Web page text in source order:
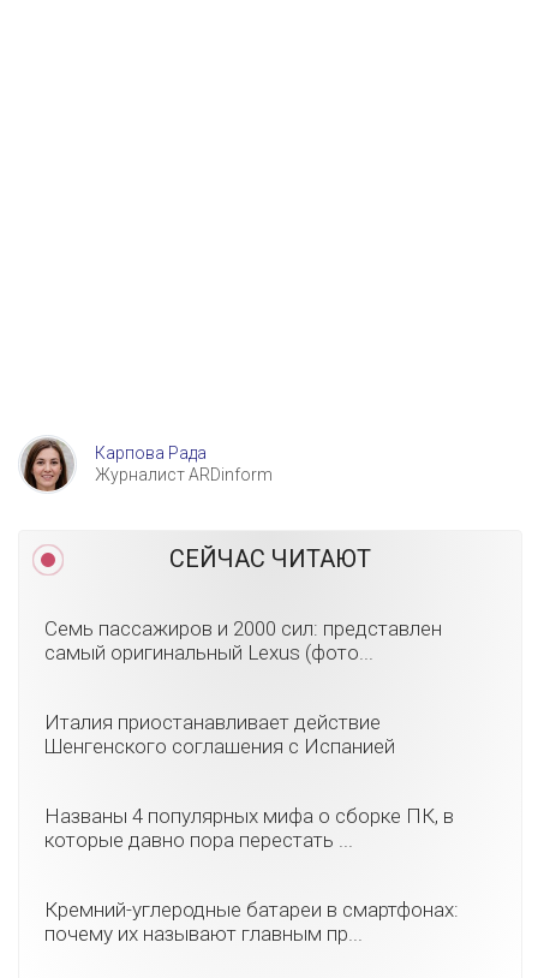
Карпова Рада
Журналист ARDinform
СЕЙЧАС ЧИТАЮТ
Семь пассажиров и 2000 сил: представлен
самый оригинальный Lexus (фото...
Италия приостанавливает действие
Шенгенского соглашения с Испанией
Названы 4 популярных мифа о сборке ПК, в
которые давно пора перестать ...
Кремний-углеродные батареи в смартфонах:
почему их называют главным пр...